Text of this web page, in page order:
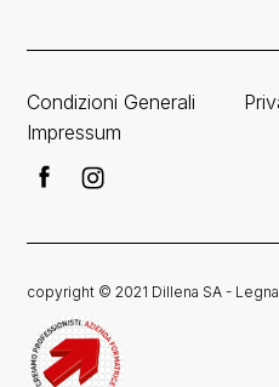
Condizioni Generali
Impressum
copyright © 2021 Dillena SA -